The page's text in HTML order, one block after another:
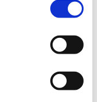
console for more